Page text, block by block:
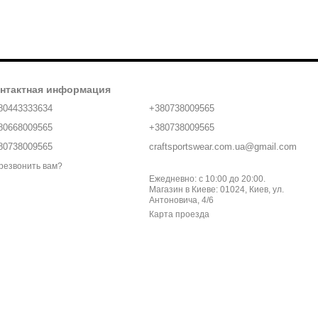
информация
вам?
+380738009565
+380738009565
craftsportswear.com.ua@gmail.com
Ежедневно: с 10:00 до 20:00.
Магазин в Киеве: 01024, Киев, ул.
Антоновича, 4/6
Карта проезда